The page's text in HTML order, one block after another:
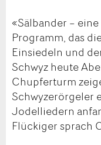
«Sälbander –
Programm, das
Einsiedeln und
Schwyz heute
Chupferturm
Schwyzerörgeler
Jodelliedern
Flückiger sprach